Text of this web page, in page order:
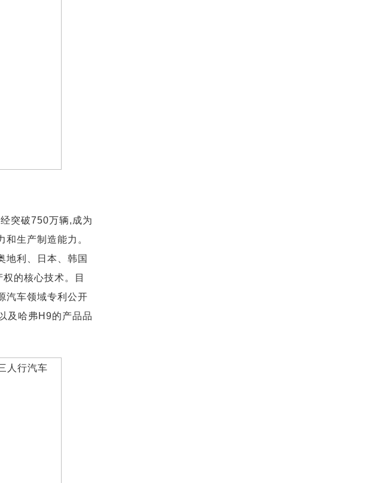
突破750万辆,成为
生产制造能力。
地利、日本、韩国
的核心技术。目
汽车领域专利公开
及哈弗H9的产品品